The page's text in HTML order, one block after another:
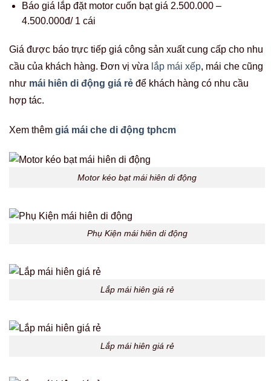
Báo giá lắp đặt motor cuốn bạt giá 2.500.000 –
4.500.000đ/ 1 cái
Giá được báo trực tiếp giá công sản xuất cung cấp cho nhu
cầu của khách hàng. Đơn vị vừa lắp mái xếp, mái che cũng
như mái hiên di động giá rẻ để khách hàng có nhu cầu
hợp tác.
Xem thêm giá mái che di động tphcm
Motor kéo bạt mái hiên di động
Phụ Kiện mái hiên di động
Lắp mái hiên giá rẻ
Lắp mái hiên giá rẻ